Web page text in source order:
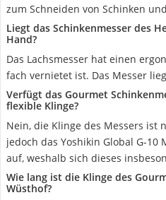
zum Schneiden von Schinken
Liegt das Schinkenmesser des
Hand?
Das Lachsmesser hat einen
fach vernietet ist. Das Messer
Verfügt das Gourmet
flexible Klinge?
Nein, die Klinge des Messers ist
jedoch das Yoshikin Global G-10
auf, weshalb sich dieses
Wie lang ist die Klinge des
Wüsthof?